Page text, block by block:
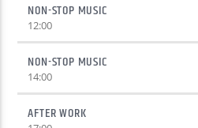
NON-STOP MUSIC
12:00
NON-STOP MUSIC
14:00
AFTER WORK